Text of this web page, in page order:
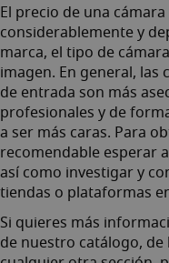
El precio de una
considerablemente y
marca, el tipo de
imagen. En general, las
de entrada son más
profesionales y de
a ser más caras. Para
recomendable esperar
así como investigar y
tiendas o plataformas
Si quieres más
de nuestro catálogo,